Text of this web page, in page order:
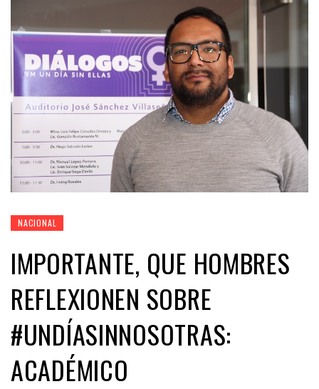
NACIONAL
IMPORTANTE, QUE HOMBRES
REFLEXIONEN SOBRE
#UNDÍASINNOSOTRAS:
ACADÉMICO